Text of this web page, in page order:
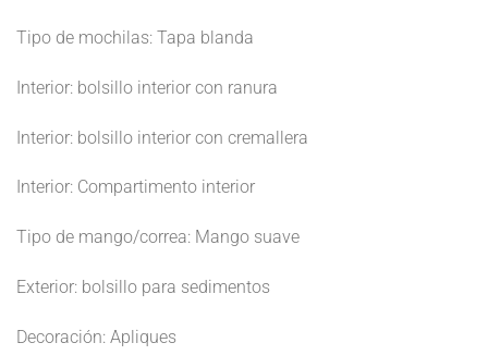
Tipo de mochilas: Tapa blanda
Interior: bolsillo interior con ranura
Interior: bolsillo interior con cremallera
Interior: Compartimento interior
Tipo de mango/correa: Mango suave
Exterior: bolsillo para sedimentos
Decoración: Apliques